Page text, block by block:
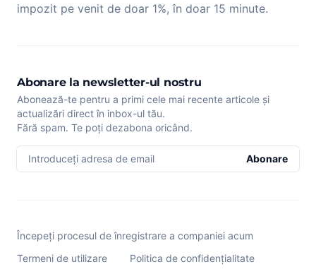
impozit pe venit de doar 1%, în doar 15 minute.
Abonare la newsletter-ul nostru
Abonează-te pentru a primi cele mai recente articole și
actualizări direct în inbox-ul tău.
Fără spam. Te poți dezabona oricând.
Introduceți adresa de email Abonare
Începeți procesul de înregistrare a companiei acum
Termeni de utilizare
Politica de confidențialitate